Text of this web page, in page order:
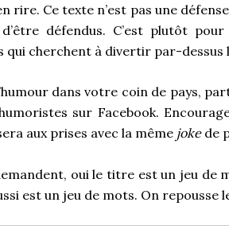
rire. Ce texte n’est pas une
défendus. C’est plutôt
qui cherchent à divertir par-dessus
dans votre coin de pays,
sur Facebook.
aux prises avec la même jokede
oui le titre est un jeu de
est un jeu de mots. On repousse